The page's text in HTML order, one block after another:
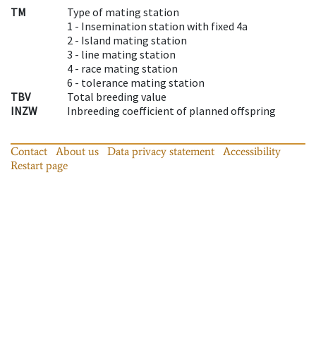
TM
Type of mating station
1 - Insemination station with fixed 4a
2 - Island mating station
3 - line mating station
4 - race mating station
6 - tolerance mating station
TBV
Total breeding value
INZW
Inbreeding coefficient of planned offspring
Contact About us Data privacy statement
Accessibility
Restart page